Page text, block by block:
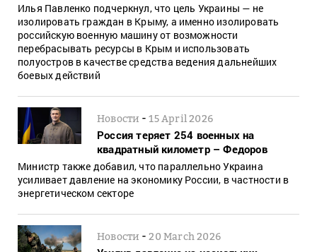
Илья Павленко подчеркнул, что цель Украины — не
изолировать граждан в Крыму, а именно изолировать
российскую военную машину от возможности
перебрасывать ресурсы в Крым и использовать
полуостров в качестве средства ведения дальнейших
боевых действий
Новости -15 April 2026
Россия теряет 254 военных на
квадратный километр – Федоров
Министр также добавил, что параллельно Украина
усиливает давление на экономику России, в частности в
энергетическом секторе
Новости -20 March 2026